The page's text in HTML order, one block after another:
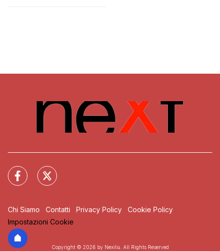
Chi Siamo Contatti Privacy Policy
Cookie Policy
Impostazioni Cookie
Copyright © 2026 by Nexilia. All Rights Reserved